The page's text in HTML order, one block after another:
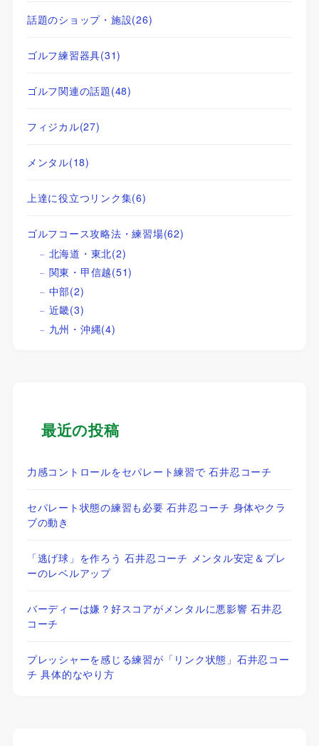
話題のショップ・施設(26)
ゴルフ練習器具(31)
ゴルフ関連の話題(48)
フィジカル(27)
メンタル(18)
上達に役立つリンク集(6)
ゴルフコース攻略法・練習場(62)
北海道・東北(2)
関東・甲信越(51)
中部(2)
近畿(3)
九州・沖縄(4)
最近の投稿
力感コントロールをセパレート練習で 石井忍コーチ
セパレート状態の練習も必要 石井忍コーチ 身体やクラ
ブの動き
「逃げ球」を作ろう 石井忍コーチ メンタル安定＆プレ
ーのレベルアップ
バーディーは嫌？好スコアがメンタルに悪影響 石井忍
コーチ
プレッシャーを感じる練習が「リンク状態」石井忍コー
チ 具体的なやり方